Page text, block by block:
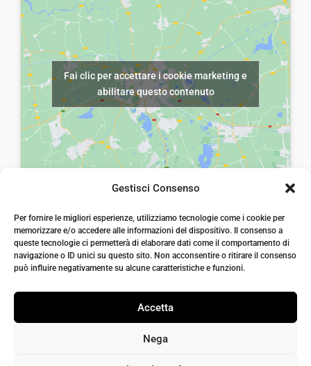
Gestisci Consenso
Per fornire le migliori esperienze, utilizziamo tecnologie come i cookie per
memorizzare e/o accedere alle informazioni del dispositivo. Il consenso a
queste tecnologie ci permetterà di elaborare dati come il comportamento di
navigazione o ID unici su questo sito. Non acconsentire o ritirare il consenso
può influire negativamente su alcune caratteristiche e funzioni.
Accetta
Nega
l
e
e
r
:
8
.
è
5
0
0
.
Fai clic per accettare i cookie marketing e
abilitare questo contenuto
Via Michele imperiali, ang. via Salvo d'Acquisto, 205,
72021, Francavilla Fontana, Puglia
info@laiatessuti.com
+39 327 46 19 544
Bisogno di aiuto?